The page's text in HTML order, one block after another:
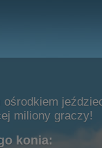
miliony graczy!
konia: